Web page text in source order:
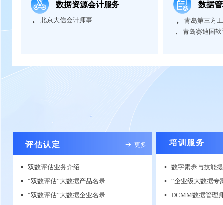
넷 双数评估业务介绍
넷 “双数评估”大数据产品名录
넷 “双数评估”大数据企业名录
뀠 更多
评估认定
青岛市数商企
培训服务
넷 数字素养与技能
넷
넷 DCMM数据管理
数据
뀧 青岛第三方工
뀧 青岛赛迪国
数据资源会计服务
뀧 北京大信会计师事务所